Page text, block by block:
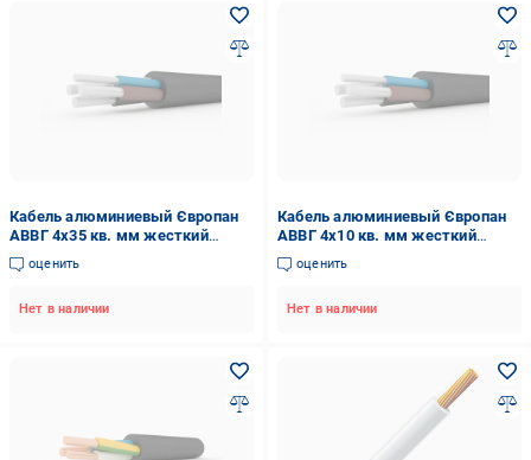
Кабель алюминиевый Європан
АВВГ 4х35 кв. мм жесткий
четырехжильный-
однопроволочный (44274EK-1C)
оценить
Нет в наличии
Кабель алюминиевый Європан
АВВГ 4х10 кв. мм жесткий
четырехжильный-
однопроволочный (29237KVS-
оценить
Нет в наличии